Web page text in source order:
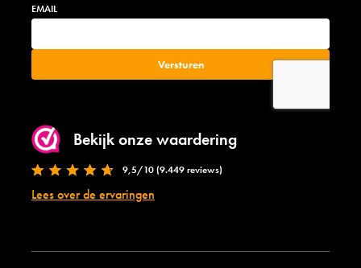
Bekijk onze waardering
9,5/10 (9.449 reviews)
Lees over de ervaringen